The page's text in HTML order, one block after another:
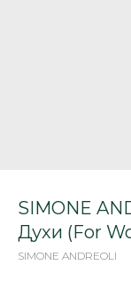
SIMONE
Духи (For
SIMONE ANDREOLI